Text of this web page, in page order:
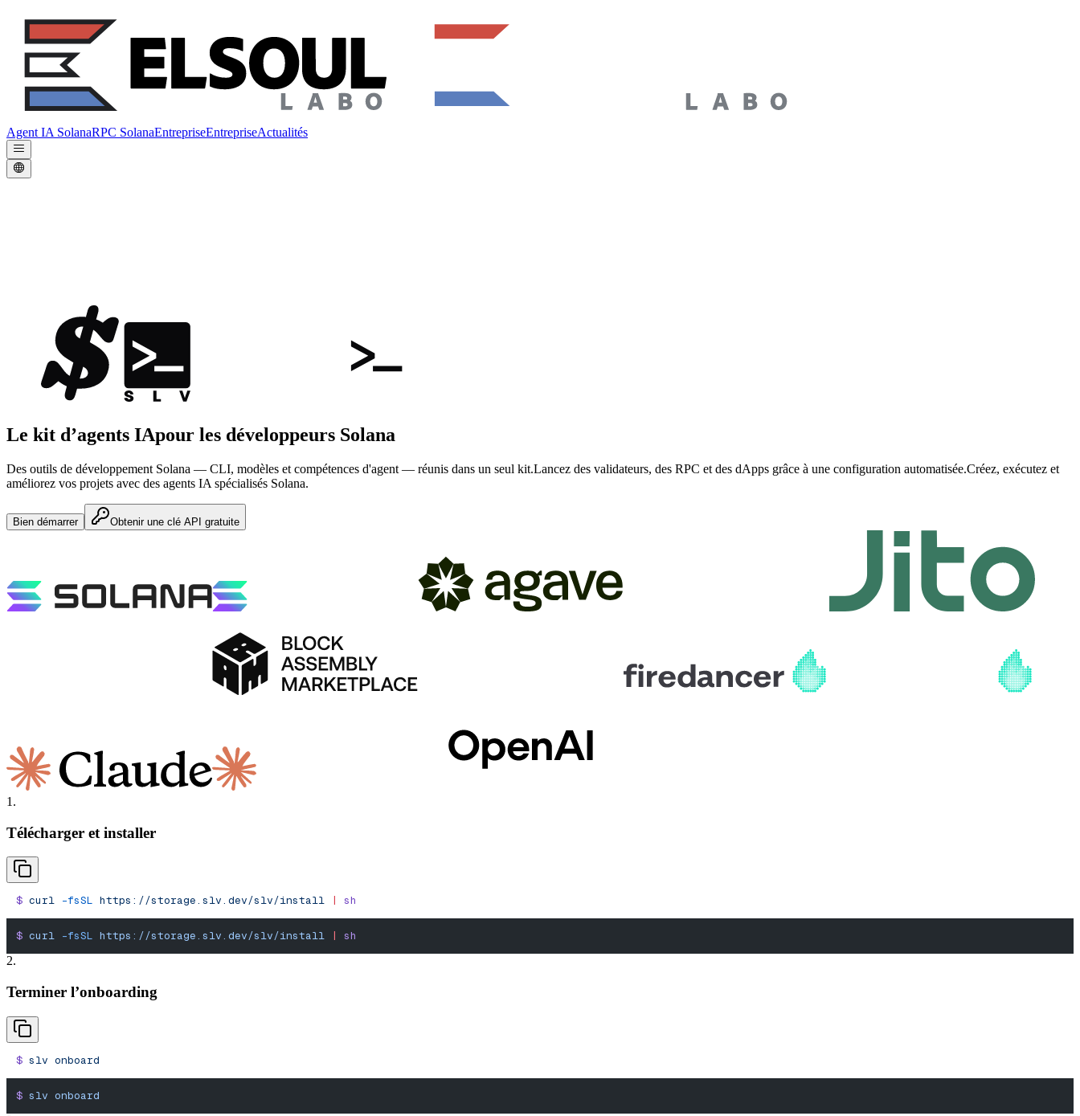
Agent IA SolanaRPC SolanaEntrepriseEntrepriseActualités
Le kit d’agents IApour les développeurs Solana
Des outils de développement Solana — CLI, modèles et compétences d'agent — réunis dans un seul kit.Lancez des validateurs, des RPC et des dApps grâce à une configuration automatisée.Créez, exécutez et
améliorez vos projets avec des agents IA spécialisés Solana.
Bien démarrer Obtenir une clé API gratuite
1.
Télécharger et installer
$ curl -fsSL https://storage.slv.dev/slv/install | sh
$ curl -fsSL https://storage.slv.dev/slv/install |
sh
2.
Terminer l’onboarding
$ slv onboard
$ slv onboard